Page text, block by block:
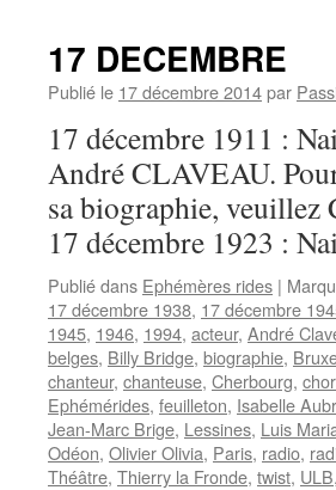
17 DECEMBRE
Publié le 17 décembre 2014par
17 décembre 1911 :
André CLAVEAU.
sa biographie,
17 décembre 1923 :
Publié dans Ephémères rides |
17 décembre 1938, 17 décembre
1945, 1946, 1994, acteur, André
belges, Billy Bridge, biographie,
chanteur, chanteuse, Cherbourg,
Ephémérides, feuilleton, Isabelle
Jean-Marc Brige, Lessines, Luis
Odéon, Olivier Olivia, Paris, radio,
Théâtre, Thierry la Fronde, twist, ULB,